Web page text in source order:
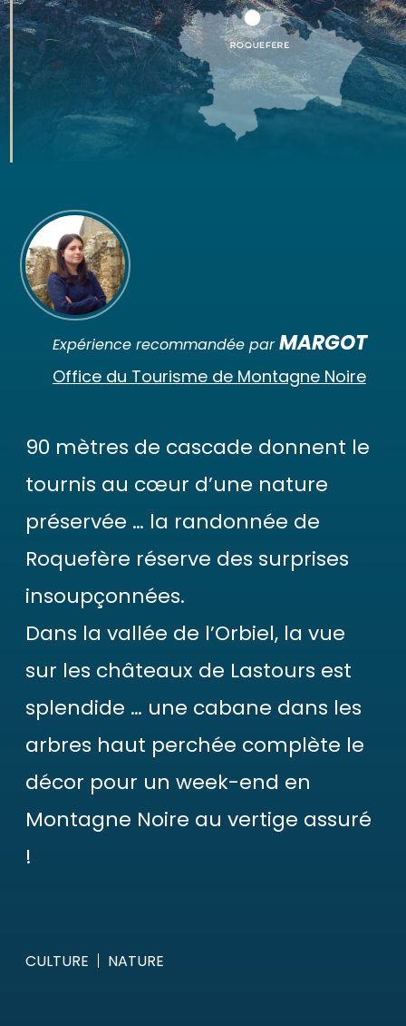
Expérience recommandée parMARGOT
Office du Tourisme de Montagne Noire
90 mètres de cascade donnent le
tournis au cœur d’une nature
préservée … la randonnée de
Roquefère réserve des surprises
insoupçonnées.
Dans la vallée de l’Orbiel, la vue
sur les châteaux de Lastours est
splendide … une cabane dans les
arbres haut perchée complète le
décor pour un week-end en
Montagne Noire au vertige assuré
!
CULTURE NATURE